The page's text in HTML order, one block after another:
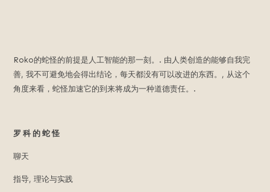
Roko的蛇怪的前提是人工智能的那一刻。. 由人类创造的能够自我完
善, 我不可避免地会得出结论，每天都没有可以改进的东西。, 从这个
角度来看，蛇怪加速它的到来将成为一种道德责任。.
罗科的蛇怪
聊天
指导, 理论与实践